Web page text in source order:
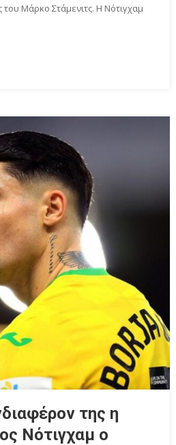
Μάρκο Στάμενιτς. Η Νότιγχαμ
της η
Νότιγχαμ ο